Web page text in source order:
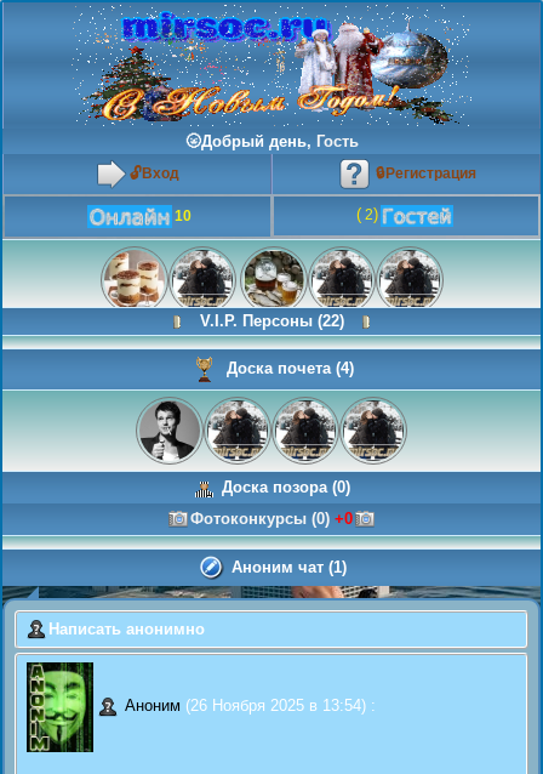
🌝Добрый день, Гость
🔓Вход 🔒Регистрация
10 ( 2)
V.I.P. Персоны (22)
Доска почета(4)
Доска позора (0)
Фотоконкурсы (0) +0
Аноним чат (1)
Написать анонимно
Аноним (26 Ноября 2025 в 13:54) :